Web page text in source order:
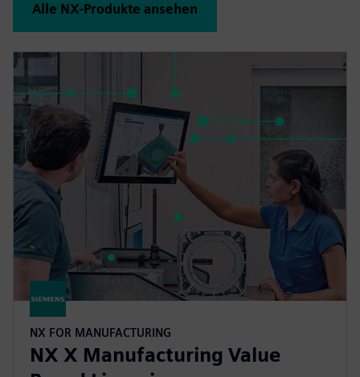
Alle NX-Produkte ansehen
NX FOR MANUFACTURING
NX X Manufacturing Value